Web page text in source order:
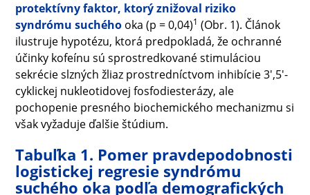
protektívny faktor, ktorý znižoval riziko
syndrómu suchého oka (p = 0,04)1 (Obr. 1). Článok
ilustruje hypotézu, ktorá predpokladá, že ochranné
účinky kofeínu sú sprostredkované stimuláciou
sekrécie slzných žliaz prostredníctvom inhibície 3',5'-
cyklickej nukleotidovej fosfodiesterázy, ale
pochopenie presného biochemického mechanizmu si
však vyžaduje ďalšie štúdium.
Tabuľka 1. Pomer pravdepodobnosti
logistickej regresie syndrómu
suchého oka podľa demografických